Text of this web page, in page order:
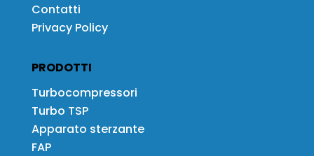
Contatti
Privacy Policy
PRODOTTI
Turbocompressori
Turbo TSP
Apparato sterzante
FAP